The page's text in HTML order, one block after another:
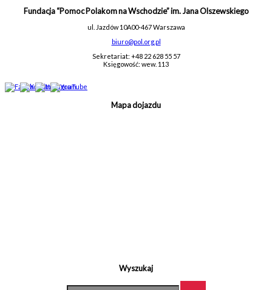
Fundacja “Pomoc Polakom na Wschodzie” im. Jana Olszewskiego
ul. Jazdów 10A00-467 Warszawa
biuro@pol.org.pl
Sekretariat: +48 22 628 55 57
Księgowość: wew. 113
Mapa dojazdu
Wyszukaj